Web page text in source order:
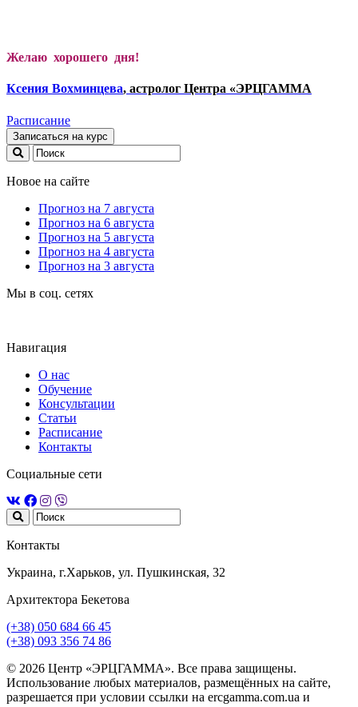
Желаю хорошего дня!
Ксения Вохминцева, астролог Центра «ЭРЦГАММА
Расписание
Записаться на курс
Новое на сайте
Прогноз на 7 августа
Прогноз на 6 августа
Прогноз на 5 августа
Прогноз на 4 августа
Прогноз на 3 августа
Мы в соц. сетях
Навигация
О нас
Обучение
Консультации
Статьи
Расписание
Контакты
Социальные сети
Контакты
Украина, г.Харьков, ул. Пушкинская, 32
Архитектора Бекетова
(+38) 050 684 66 45
(+38) 093 356 74 86
© 2026 Центр «ЭРЦГАММА». Все права защищены.
Использование любых материалов, размещённых на сайте,
разрешается при условии ссылки на ercgamma.com.ua и